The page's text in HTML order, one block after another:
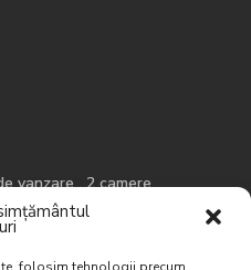
vanzare , 2 camere